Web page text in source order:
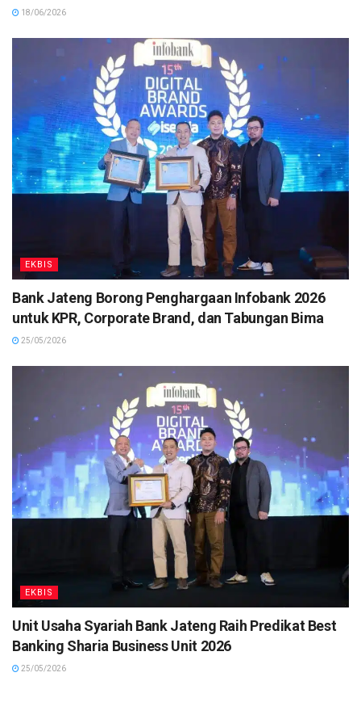
18/06/2026
EKBIS
Bank Jateng Borong Penghargaan Infobank 2026
untuk KPR, Corporate Brand, dan Tabungan Bima
25/05/2026
EKBIS
Unit Usaha Syariah Bank Jateng Raih Predikat Best
Banking Sharia Business Unit 2026
25/05/2026